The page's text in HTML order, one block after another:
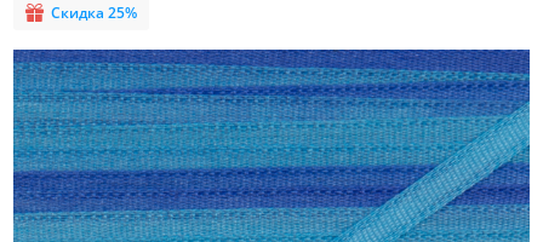
Фото товара
Скидка 25%